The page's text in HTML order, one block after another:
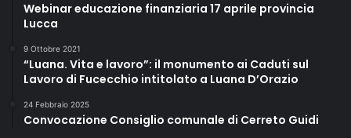
Webinar educazione finanziaria 17 aprile provincia
Lucca
9 Ottobre 2021
“Luana. Vita e lavoro”: il monumento ai Caduti sul
Lavoro di Fucecchio intitolato a Luana D’Orazio
24 Febbraio 2025
Convocazione Consiglio comunale di Cerreto Guidi